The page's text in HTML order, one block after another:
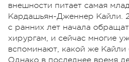
внешности питает самая
Кардашьян-Дженнер Кайли.
с ранних лет начала
хирургам, и сейчас многие
вспоминают, какой же Кайли
Однако в последнее время